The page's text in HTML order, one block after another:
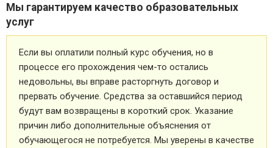
Мы гарантируем качество образовательных
услуг
Если вы оплатили полный курс обучения, но в
процессе его прохождения чем-то остались
недовольны, вы вправе расторгнуть договор и
прервать обучение. Средства за оставшийся период
будут вам возвращены в короткий срок. Указание
причин либо дополнительные объяснения от
обучающегося не потребуется. Мы уверены в качестве